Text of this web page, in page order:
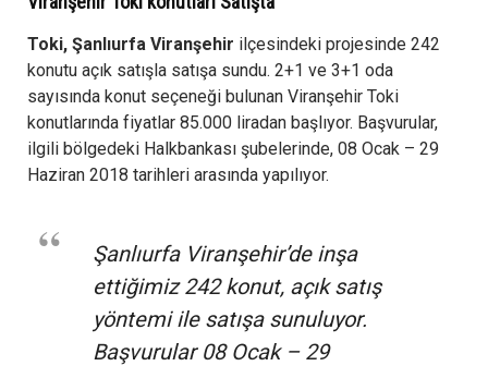
Toki, Şanlıurfa Viranşehir ilçesindeki projesinde 242
konutu açık satışla satışa sundu. 2+1 ve 3+1 oda
sayısında konut seçeneği bulunan Viranşehir Toki
konutlarında fiyatlar 85.000 liradan başlıyor. Başvurular,
ilgili bölgedeki Halkbankası şubelerinde, 08 Ocak – 29
Haziran 2018 tarihleri arasında yapılıyor.
Şanlıurfa Viranşehir’de inşa
ettiğimiz 242 konut, açık satış
yöntemi ile satışa sunuluyor.
Başvurular 08 Ocak – 29